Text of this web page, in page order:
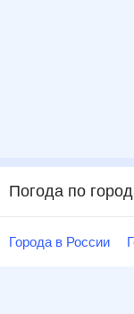
Погода по
Города в России